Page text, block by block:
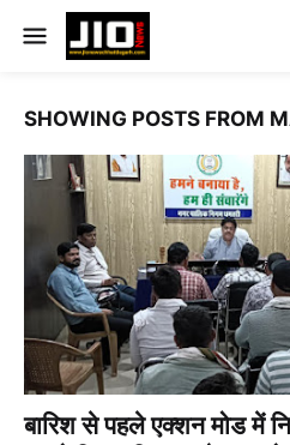
SHOWING POSTS FROM
बारिश से पहले एक्शन मोड में